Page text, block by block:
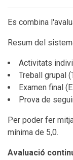
Es combina
Resum del
Activitats
Treball grupal
Examen final
Prova de
Per poder fer
mínima de 5,0.
Avaluació